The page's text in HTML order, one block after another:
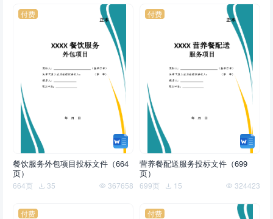
付费
餐饮服务外包项目投标文件（664
页）
664页 35 367658
付费
营养餐配送服务投标文件（699
页）
699页 15 324423
付费 付费